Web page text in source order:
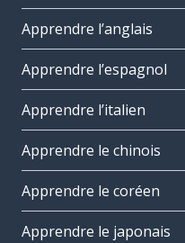
Apprendre l’anglais
Apprendre l’espagnol
Apprendre l’italien
Apprendre le chinois
Apprendre le coréen
Apprendre le japonais